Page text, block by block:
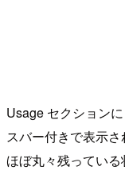
Usage セクション
スバー付きで表示
ほぼ丸々残っている